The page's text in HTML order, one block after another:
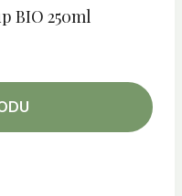
BIO 250ml